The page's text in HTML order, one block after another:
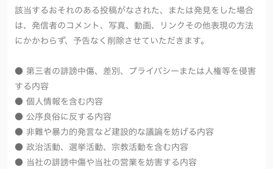
該当するおそれのある投稿がなされた、または発見をした場合
は、発信者のコメント、写真、動画、リンクその他表現の方法
にかかわらず、予告なく削除させていただきます。
● 第三者の誹謗中傷、差別、プライバシーまたは人権等を侵害
する内容
● 個人情報を含む内容
● 公序良俗に反する内容
● 非難や暴力的発言など建設的な議論を妨げる内容
● 政治活動、選挙活動、宗教活動を含む内容
● 当社の誹謗中傷や当社の営業を妨害する内容